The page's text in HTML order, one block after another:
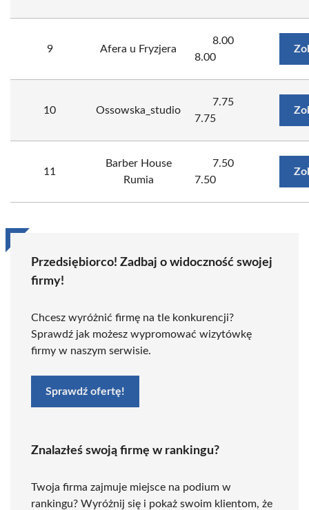
9 Afera u Fryzjera
8.00
8.00
10 Ossowska_studio
7.75
7.75
11
Barber House
Rumia
7.50
7.50
Przedsiębiorco! Zadbaj o widoczność swojej
firmy!
Chcesz wyróżnić firmę na tle konkurencji?
Sprawdź jak możesz wypromować wizytówkę
firmy w naszym serwisie.
Sprawdź ofertę!
Znalazłeś swoją firmę w rankingu?
Twoja firma zajmuje miejsce na podium w
rankingu? Wyróżnij się i pokaż swoim klientom, że